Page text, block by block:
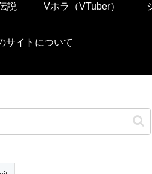
説 Vホラ（VTuber）
サイトについて